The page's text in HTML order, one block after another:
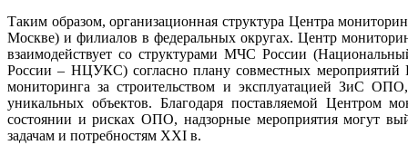
Таким образом, организационная структура Центра
Москве) и филиалов в федеральных округах. Центр
взаимодействует со структурами МЧС России
России – НЦУКС) согласно плану совместных мероприятий
мониторинга за строительством и эксплуатацией ЗиС
уникальных объектов. Благодаря поставляемой Центром
состоянии и рисках ОПО, надзорные мероприятия могут
задачам и потребностям XXI в.